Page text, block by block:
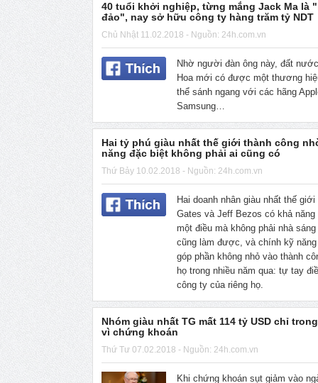
40 tuổi khởi nghiệp, từng mắng Jack Ma là
đảo", nay sở hữu công ty hàng trăm tỷ NDT
Chủ Nhật 11.02.2018 - Nguồn: 24h.com.vn
Nhờ người đàn ông này, đất
Hoa mới có được một thương
thể sánh ngang với các hãng
Samsung…
Hai tỷ phú giàu nhất thế giới thành công
năng đặc biệt không phải ai cũng có
Thứ Bảy 10.02.2018 - Nguồn: 24h.com.vn
Hai doanh nhân giàu nhất thế
Gates và Jeff Bezos có khả năng
một điều mà không phải nhà
cũng làm được, và chính kỹ
góp phần không nhỏ vào thành
họ trong nhiều năm qua: tự tay
công ty của riêng họ.
Nhóm giàu nhất TG mất 114 tỷ USD chỉ
vì chứng khoán
Thứ Tư 07.02.2018 - Nguồn: 24h.com.vn
Khi chứng khoán sụt giảm vào